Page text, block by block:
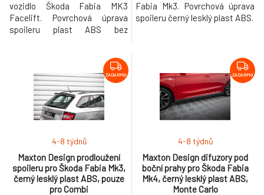
vozidlo Škoda Fabia MK3
Facelift. Povrchová úprava
spoileru plast ABS bez
Fabia Mk3. Povrchová úprava
spoileru černý lesklý plast ABS.
ZADARMO
Maxton Design prodloužení
spoileru pro Škoda Fabia Mk3,
černý lesklý plast ABS, pouze
pro Combi
4-8 týdnů
ZADARMO
Maxton Design difuzory pod
boční prahy pro Škoda Fabia
Mk4, černý lesklý plast ABS,
Monte Carlo
4-8 týdnů